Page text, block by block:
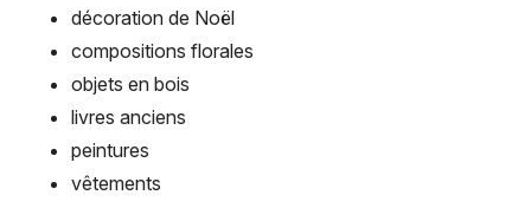
Expos
Sorties & loisirs
Marché de Noël en Aquitaine
Marché de Noël en Nouvelle-Aquitaine
décoration de Noël
compositions florales
objets en bois
livres anciens
peintures
vêtements